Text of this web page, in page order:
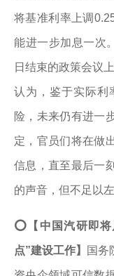
将基准利率上调
能进一步加息一次
日结束的政策会议
认为，鉴于实际利
险，未来仍有进一
定，官员们将在做
信息，直至最后一
的声音，但不足以
⭕ 【中国汽研即
点”建设工作】 国务